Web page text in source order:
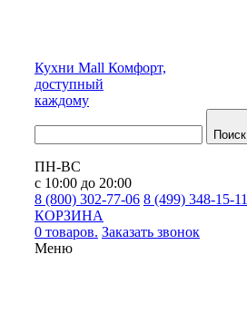
Кухни Mall Комфорт,
доступный
каждому
Поиск
ПН-ВС
с 10:00 до 20:00
8 (800) 302-77-06 8 (499) 348-15-11
КОРЗИНА
0 товаров. Заказать звонок
Меню